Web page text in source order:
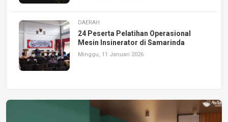
DAERAH
24 Peserta Pelatihan Operasional
Mesin Insinerator di Samarinda
Minggu, 11 Januari 2026